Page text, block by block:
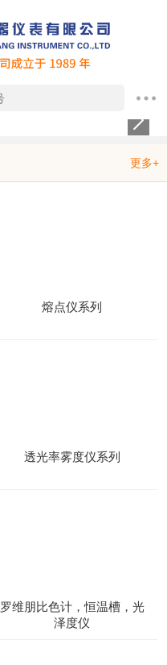
更多+
熔点仪系列
透光率雾度仪系列
罗维朋比色计，恒温槽，光
泽度仪